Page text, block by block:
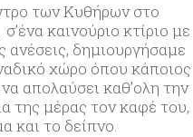
των Κυθήρων στο
καινούριο κτίριο με
ανέσεις, δημιουργήσαμε
χώρο όπου κάποιος
απολαύσει καθ’ολη την
της μέρας τον καφέ του,
και το δείπνο.